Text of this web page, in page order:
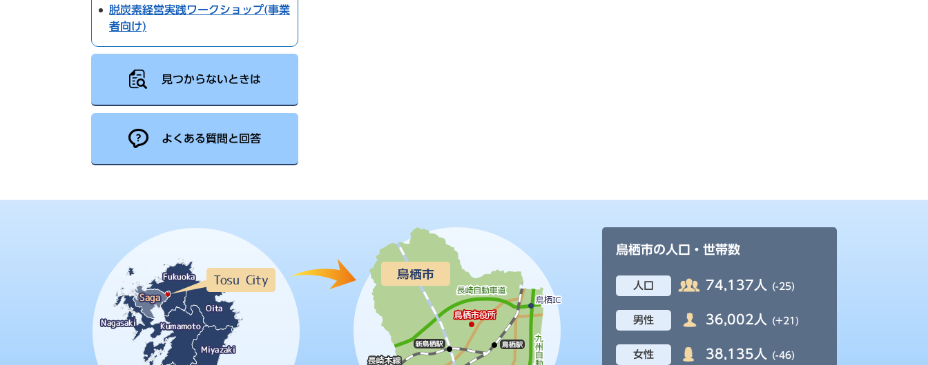
脱炭素経営実践ワークショップ(事業
者向け)
見つからないときは
よくある質問と回答
鳥栖市の人口・世帯数
人口 74,137人 (-25)
男性 36,002人 (+21)
女性 38,135人 (-46)